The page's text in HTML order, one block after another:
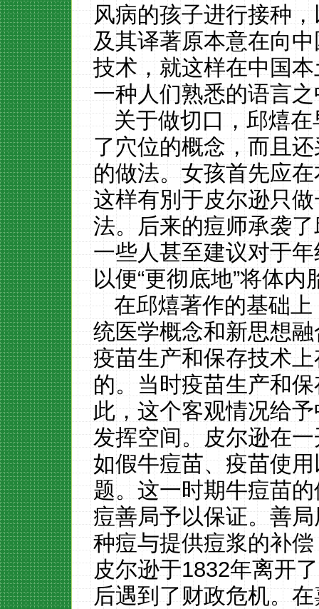
风病的孩子进行接种
及其译著原本意在向
技术，就这样在中国
一种人们熟悉的语言
关于做切口，邱熺
了穴位的概念，而且
的做法。女孩首先应
这样有別于皮尔逊只
法。后来的痘师承袭
一些人甚至建议对于
以便“更彻底地”将体内
在邱熺著作的基础
统医学概念和新思想
疫苗生产和保存技术
的。当时疫苗生产和
此，这个客观情况给
发挥空间。皮尔逊在
如假牛痘苗、疫苗使
题。这一时期牛痘苗
痘善局予以保证。善
种痘与提供痘浆的补
皮尔逊于1832年离开
后遇到了财政危机。